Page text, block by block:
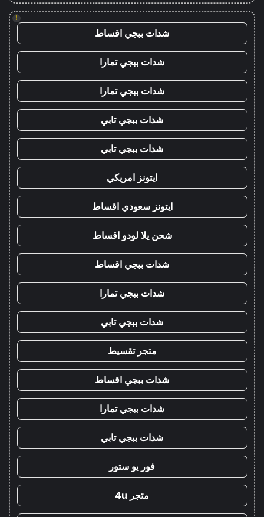
!
شدات ببجي اقساط
شدات ببجي تمارا
شدات ببجي تمارا
شدات ببجي تابي
شدات ببجي تابي
ايتونز امريكي
ايتونز سعودي اقساط
شحن يلا لودو اقساط
شدات ببجي اقساط
شدات ببجي تمارا
شدات ببجي تابي
متجر تقسيط
شدات ببجي اقساط
شدات ببجي تمارا
شدات ببجي تابي
فور يو ستور
متجر 4u